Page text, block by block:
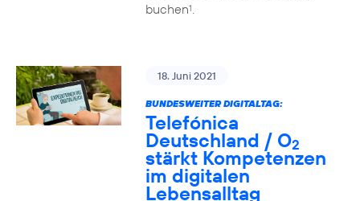
buchen1.
18. Juni 2021
BUNDESWEITER DIGITALTAG:
Telefónica
Deutschland / O2
stärkt Kompetenzen
im digitalen
Lebensalltag